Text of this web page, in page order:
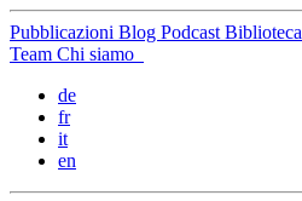
Pubblicazioni Blog Podcast Biblioteca
Team Chi siamo
de
fr
it
en